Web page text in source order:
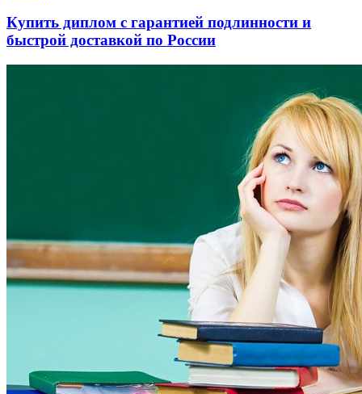
Купить диплом с гарантией подлинности и
быстрой доставкой по России